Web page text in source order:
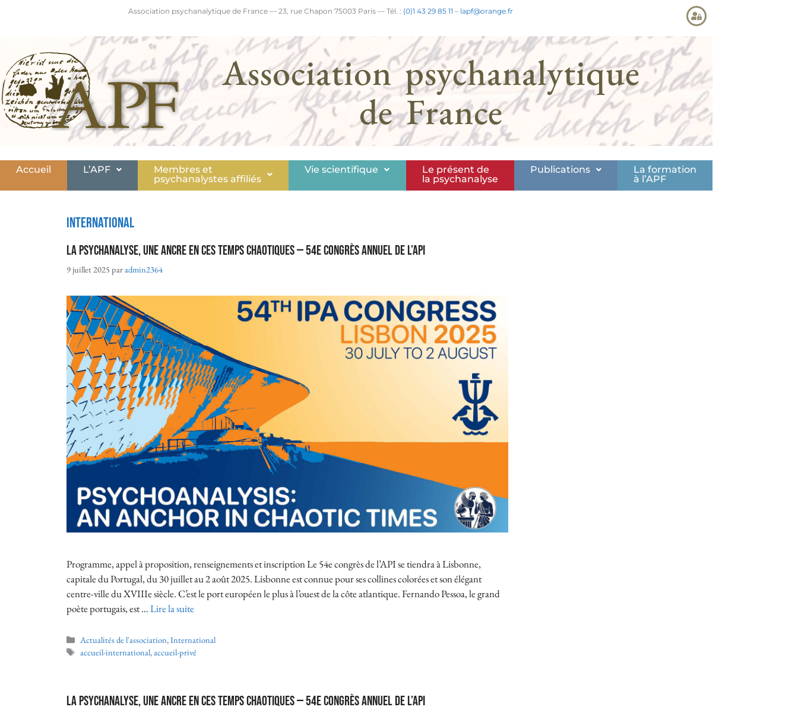
Association psychanalytique de France — 23, rue Chapon 75003 Paris — Tél. : (0)1 43 29 85 11 – lapf@orange.fr
Association psychanalytique
de France
Accueil L’APF
Membres et
psychanalystes affiliés
Vie scientifique
Le présent de
la psychanalyse
Publications
La formation
à l’APF
International
La psychanalyse, une ancre en ces temps chaotiques — 54e Congrès annuel de l’API
9 juillet 2025 paradmin2364
Programme, appel à proposition, renseignements et inscription Le 54e congrès de l’API se tiendra à Lisbonne,
capitale du Portugal, du 30 juillet au 2 août 2025. Lisbonne est connue pour ses collines colorées et son élégant
centre-ville du XVIIIe siècle. C’est le port européen le plus à l’ouest de la côte atlantique. Fernando Pessoa, le grand
poète portugais, est …Lire la suite
Actualités de l'association,International
accueil-international,accueil-privé
La psychanalyse, une ancre en ces temps chaotiques — 54e Congrès annuel de l’API